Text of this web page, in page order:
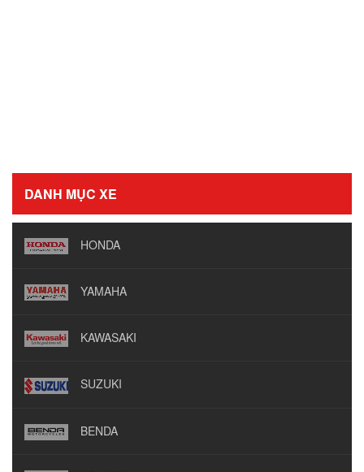
DANH MỤC XE
HONDA
YAMAHA
KAWASAKI
SUZUKI
BENDA